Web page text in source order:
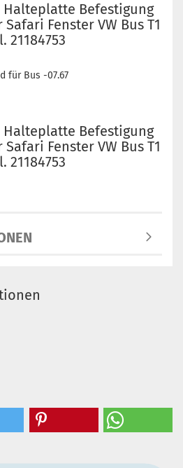
Befestigung
Fenster VW Bus T1
21184753
für Bus -07.67
Befestigung
Fenster VW Bus T1
21184753